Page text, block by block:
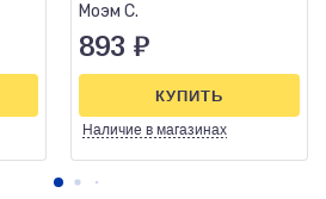
Моэм С.
893 ₽
Наличие в магазинах
КУПИТЬ